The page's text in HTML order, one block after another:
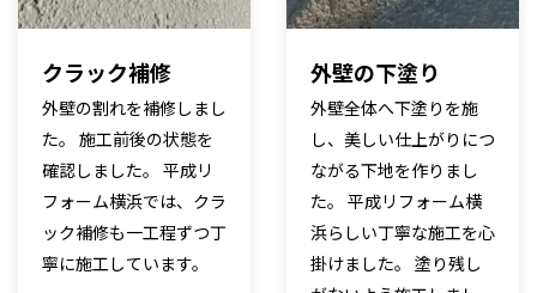
クラック補修
外壁の割れを補修しまし
た。 施工前後の状態を
確認しました。 平成リ
フォーム横浜では、クラ
ック補修も一工程ずつ丁
寧に施工しています。
外壁の下塗り
外壁全体へ下塗りを施
し、美しい仕上がりにつ
ながる下地を作りまし
た。 平成リフォーム横
浜らしい丁寧な施工を心
掛けました。 塗り残し